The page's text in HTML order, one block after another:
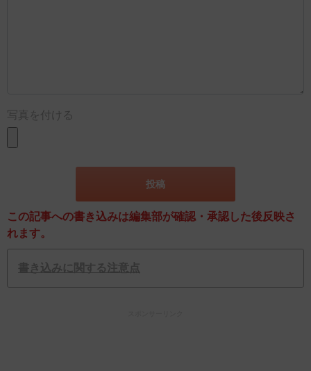
写真を付ける
この記事への書き込みは編集部が確認・承認した後反映さ
れます。
書き込みに関する注意点